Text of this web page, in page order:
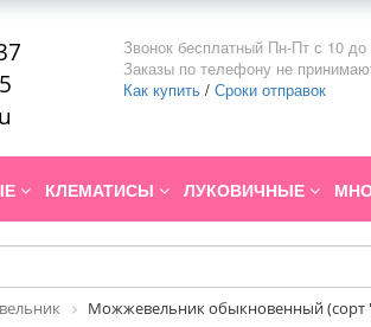
Звонок бесплатный Пн-Пт с 10 до
Заказы по телефону не
Как купить / Сроки отправок
КЛЕМАТИСЫ ЛУКОВИЧНЫЕ
Можжевельник обыкновенный (сорт